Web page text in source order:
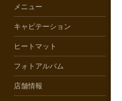
メニュー
キャビテーション
ヒートマット
フォトアルバム
店舗情報